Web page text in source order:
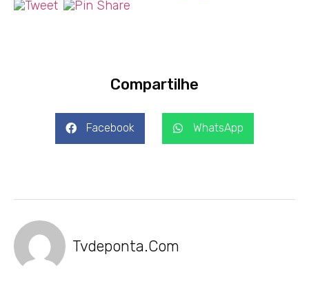
Compartilhe
Facebook WhatsApp
Tvdeponta.com